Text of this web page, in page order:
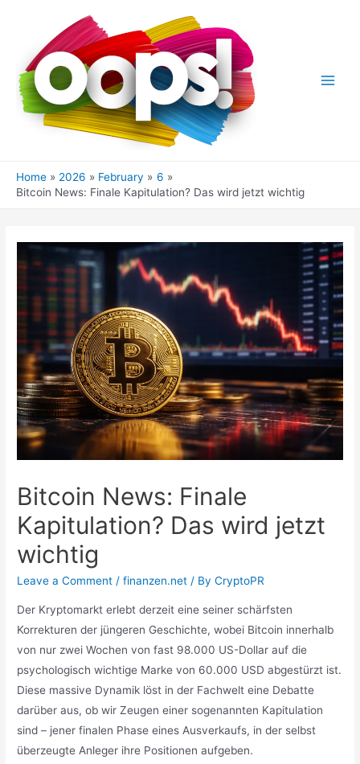
Home 2026 February
6
Bitcoin News: Finale Kapitulation? Das wird jetzt wichtig
Bitcoin News: Finale
Kapitulation? Das wird jetzt
wichtig
Leave a Comment /finanzen.net / ByCryptoPR
Der Kryptomarkt erlebt derzeit eine seiner schärfsten
Korrekturen der jüngeren Geschichte, wobei Bitcoin innerhalb
von nur zwei Wochen von fast 98.000 US-Dollar auf die
psychologisch wichtige Marke von 60.000 USD abgestürzt ist.
Diese massive Dynamik löst in der Fachwelt eine Debatte
darüber aus, ob wir Zeugen einer sogenannten Kapitulation
sind – jener finalen Phase eines Ausverkaufs, in der selbst
überzeugte Anleger ihre Positionen aufgeben.